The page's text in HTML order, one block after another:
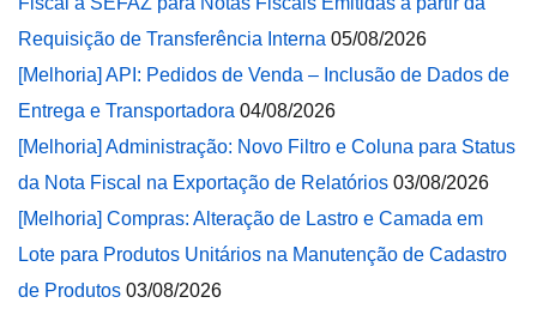
Requisição de Transferência Interna 05/08/2026
[Melhoria] API: Pedidos de Venda – Inclusão de Dados de
Entrega e Transportadora 04/08/2026
[Melhoria] Administração: Novo Filtro e Coluna para Status
da Nota Fiscal na Exportação de Relatórios 03/08/2026
[Melhoria] Compras: Alteração de Lastro e Camada em
Lote para Produtos Unitários na Manutenção de Cadastro
de Produtos 03/08/2026